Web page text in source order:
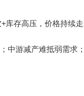
库存高压，价格持续
中游减产难抵弱需求